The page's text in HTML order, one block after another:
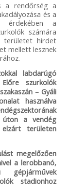
a rendőrség a
és a
érdekében a
számára
területet hirdet
mellett lesznek
labdarúgó
szurkolók
– Gyáli
használva
úton a vendég
területen
megelőzően
a lerobbanó,
stadionhoz